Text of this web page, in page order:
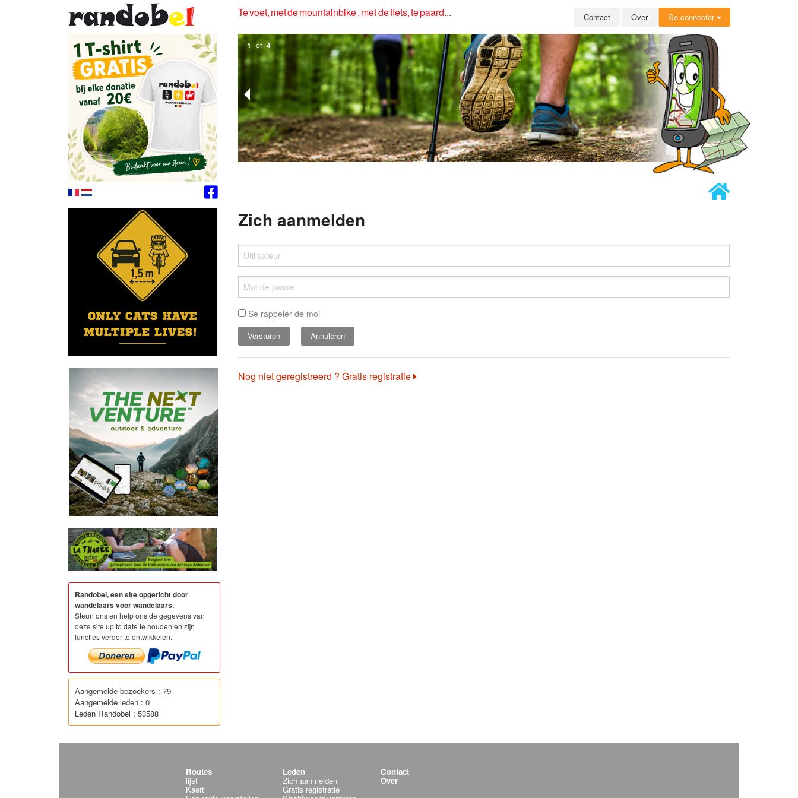
Te voet, met de mountainbike , met de fiets, te paard... Contact Over Se connecter
1 of 4
Zich aanmelden
Se rappeler de moi
Annuleren
Nog niet geregistreerd ? Gratis registratie
Randobel, een site opgericht door
wandelaars voor wandelaars.
Steun ons en help ons de gegevens van
deze site up to date te houden en zijn
functies verder te ontwikkelen.
Aangemelde bezoekers : 79
Aangemelde leden : 0
Leden Randobel : 53588
Routes
lijst
Kaart
Leden
Zich aanmelden
Gratis registratie
Contact
Over